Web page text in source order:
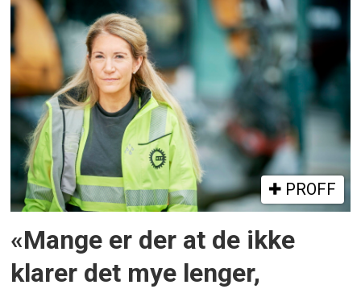
PROFF
«Mange er der at de ikke
klarer det mye lenger,